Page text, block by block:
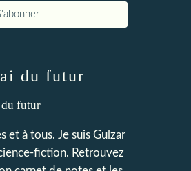
du futur
et à tous. Je suis Gulzar
fiction. Retrouvez